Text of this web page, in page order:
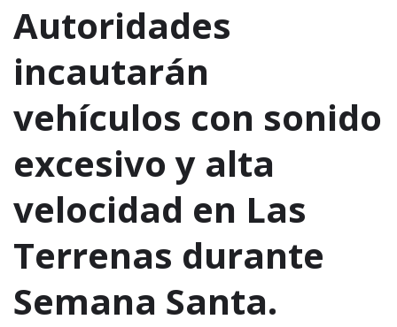
Autoridades
incautarán
vehículos con sonido
excesivo y alta
velocidad en Las
Terrenas durante
Semana Santa.